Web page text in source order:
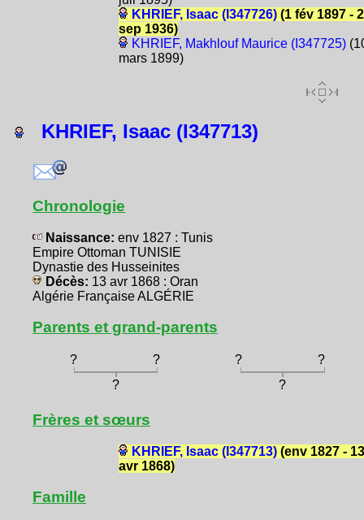
KHRIEF, Isaac (I347726)(1 fév 1897 -
sep 1936)
KHRIEF, Makhlouf Maurice (I347725)
mars 1899)
KHRIEF, Isaac (I347713)
Chronologie
Naissance: env 1827 : Tunis
Empire Ottoman TUNISIE
Dynastie des Husseinites
Décès: 13 avr 1868 : Oran
Algérie Française ALGÉRIE
Parents et grand-parents
? ? ?
?
?
?
Frères et sœurs
KHRIEF, Isaac (I347713)(env 1827 - 13
avr 1868)
Famille